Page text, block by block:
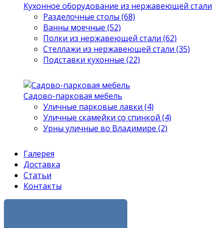
Кухонное оборудование из нержавеющей стали
Разделочные столы (68)
Ванны моечные (52)
Полки из нержавеющей стали (62)
Стеллажи из нержавеющей стали (35)
Подставки кухонные (22)
Садово-парковая мебель
Уличные парковые лавки (4)
Уличные скамейки со спинкой (4)
Урны уличные во Владимире (2)
Галерея
Доставка
Статьи
Контакты